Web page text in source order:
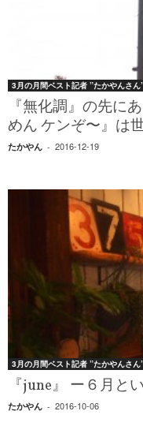
3月の月間ベスト記者 ”たかやんさん
『無化調』の先に
めん ケンぞ〜』は
たかやん - 2016-12-19
3月の月間ベスト記者 ”たかやんさん
『june』 ー６月と
たかやん - 2016-10-06